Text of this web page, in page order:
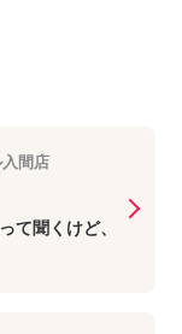
間店
て聞くけど、